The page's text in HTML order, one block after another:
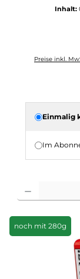
Inhalt:
Preise inkl.
Einmalig
Im
Produkt Anzahl:
noch mit 280g